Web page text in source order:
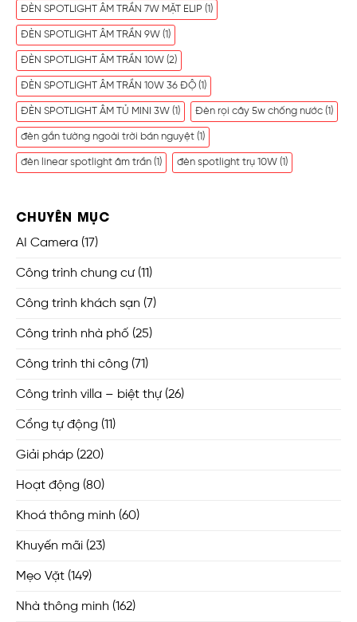
ĐÈN SPOTLIGHT ÂM TRẦN 7W MẶT ELIP (1)
ĐÈN SPOTLIGHT ÂM TRẦN 9W (1)
ĐÈN SPOTLIGHT ÂM TRẦN 10W (2)
ĐÈN SPOTLIGHT ÂM TRẦN 10W 36 ĐỘ (1)
ĐÈN SPOTLIGHT ÂM TỦ MINI 3W (1) Đèn rọi cây 5w chống nước (1)
đèn gắn tường ngoài trời bán nguyệt (1)
đèn linear spotlight âm trần (1) đèn spotlight trụ 10W (1)
CHUYÊN MỤC
AI Camera (17)
Công trình chung cư(11)
Công trình khách sạn (7)
Công trình nhà phố (25)
Công trình thi công (71)
Công trình villa – biệt thự(26)
Cổng tự động (11)
Giải pháp (220)
Hoạt động (80)
Khoá thông minh (60)
Khuyến mãi (23)
Mẹo Vặt (149)
Nhà thông minh (162)